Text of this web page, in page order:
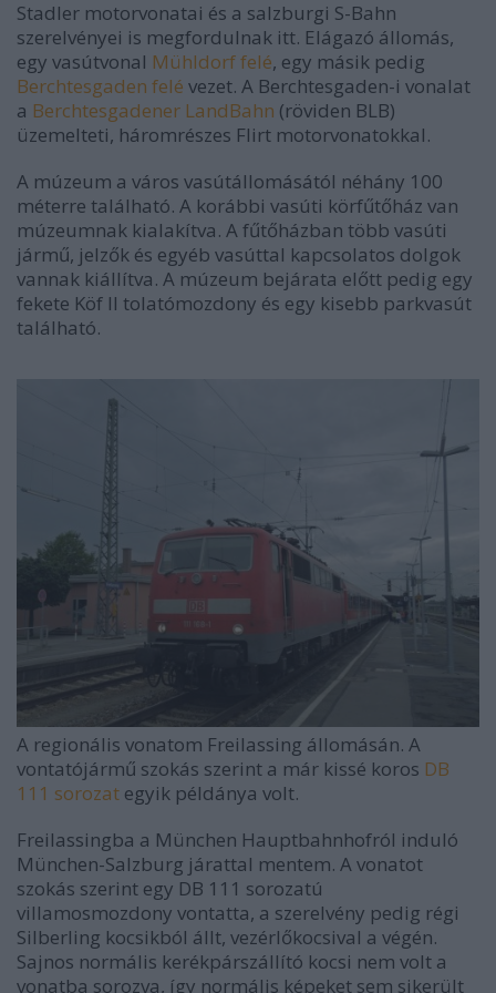
Stadler motorvonatai és a salzburgi S-Bahn
szerelvényei is megfordulnak itt. Elágazó állomás,
egy vasútvonal Mühldorf felé, egy másik pedig
Berchtesgaden felé vezet. A Berchtesgaden-i vonalat
a Berchtesgadener LandBahn (röviden BLB)
üzemelteti, háromrészes Flirt motorvonatokkal.
A múzeum a város vasútállomásától néhány 100
méterre található. A korábbi vasúti körfűtőház van
múzeumnak kialakítva. A fűtőházban több vasúti
jármű, jelzők és egyéb vasúttal kapcsolatos dolgok
vannak kiállítva. A múzeum bejárata előtt pedig egy
fekete Köf II tolatómozdony és egy kisebb parkvasút
található.
A regionális vonatom Freilassing állomásán. A
vontatójármű szokás szerint a már kissé koros DB
111 sorozat egyik példánya volt.
Freilassingba a München Hauptbahnhofról induló
München-Salzburg járattal mentem. A vonatot
szokás szerint egy DB 111 sorozatú
villamosmozdony vontatta, a szerelvény pedig régi
Silberling kocsikból állt, vezérlőkocsival a végén.
Sajnos normális kerékpárszállító kocsi nem volt a
vonatba sorozva, így normális képeket sem sikerült